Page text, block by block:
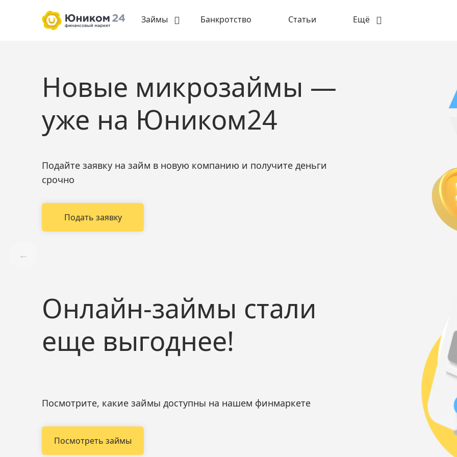
Займы Банкротство Статьи Ещё
Новые микрозаймы —
уже на Юником24
Подайте заявку на займ в новую компанию и получите деньги
срочно
Подать заявку
Онлайн-займы стали
еще выгоднее!
Посмотрите, какие займы доступны на нашем финмаркете
Посмотреть займы
←